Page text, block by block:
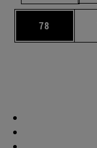
Página
78